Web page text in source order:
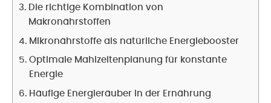
Die richtige Kombination von
Makronährstoffen
Mikronährstoffe als natürliche Energiebooster
Optimale Mahlzeitenplanung für konstante
Energie
Häufige Energieräuber in der Ernährung